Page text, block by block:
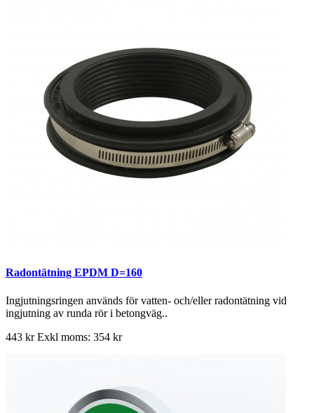
Radontätning EPDM D=160
Ingjutningsringen används för vatten- och/eller radontätning vid
ingjutning av runda rör i betongväg..
443 krExkl moms: 354 kr